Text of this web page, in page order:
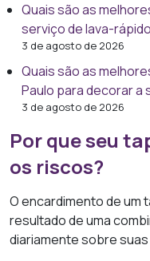
Quais são as
serviço de lava-
3 de agosto de 2026
Quais são as
Paulo para decorar a
3 de agosto de 2026
Por que seu
os riscos?
O encardimento de um
resultado de uma
diariamente sobre